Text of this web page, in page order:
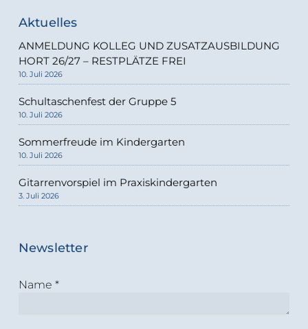
Aktuelles
ANMELDUNG KOLLEG UND ZUSATZAUSBILDUNG
HORT 26/27 – RESTPLÄTZE FREI
10. Juli 2026
Schultaschenfest der Gruppe 5
10. Juli 2026
Sommerfreude im Kindergarten
10. Juli 2026
Gitarrenvorspiel im Praxiskindergarten
3. Juli 2026
Newsletter
Name *